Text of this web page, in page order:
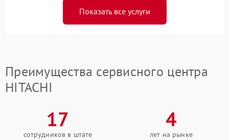
Показать все услуги
Преимущества сервисного центра
HITACHI
17
сотрудников в штате
4
лет на рынке